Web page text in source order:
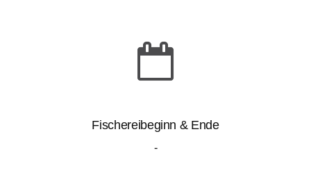
Fischereibeginn & Ende
-